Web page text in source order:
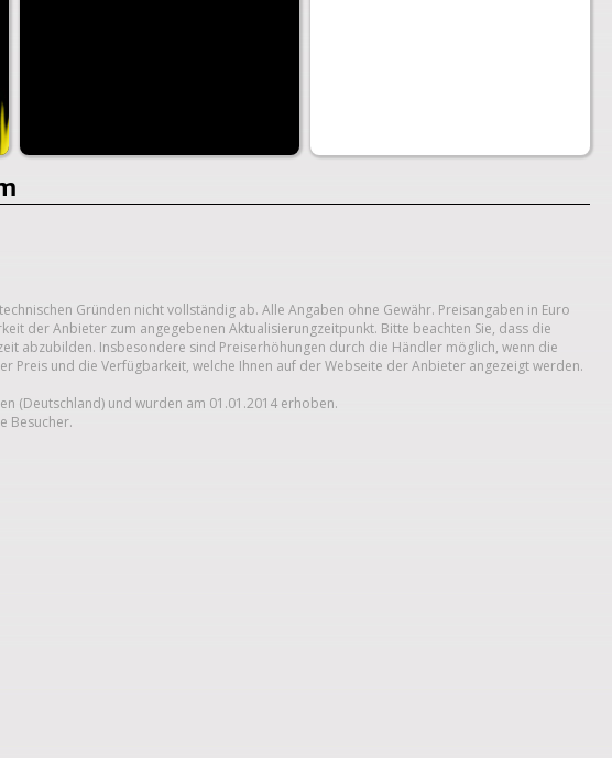
Gründen nicht vollständig ab. Alle Angaben ohne Gewähr. Preisangaben in Euro
der Anbieter zum angegebenen Aktualisierungzeitpunkt. Bitte beachten Sie, dass die
abzubilden. Insbesondere sind Preiserhöhungen durch die Händler möglich, wenn die
und die Verfügbarkeit, welche Ihnen auf der Webseite der Anbieter angezeigt werden.
(Deutschland) und wurden am 01.01.2014 erhoben.
Besucher.